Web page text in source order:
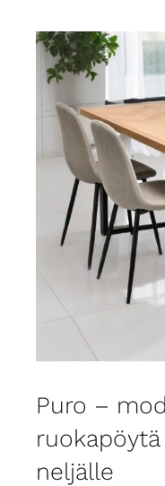
Puro –
neljälle